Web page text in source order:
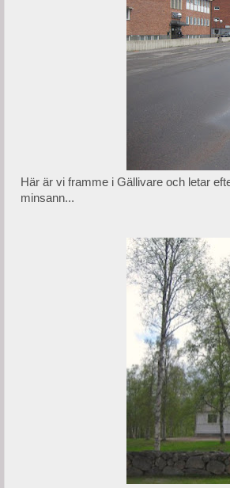
Här är vi framme i Gällivare och letar
minsann...